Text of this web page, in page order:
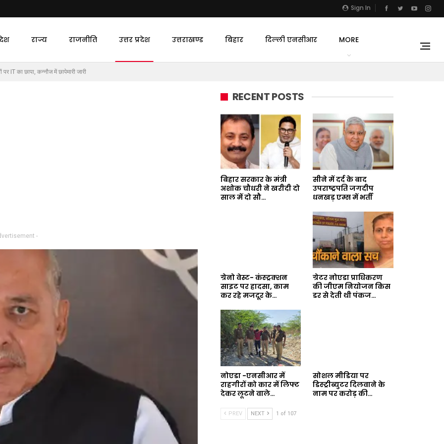
Sign In
राज्य राजनीति उत्तर प्रदेश उत्तराखण्ड बिहार दिल्ली एनसीआर MORE
IT का छापा, कन्नौज में छापेमारी जारी
-
RECENT POSTS
बिहार सरकार के मंत्री
अशोक चौधरी ने खरीदी दो
साल में दो सौ…
सीने में दर्द के बाद
उपराष्ट्रपति जगदीप
धनखड़ एम्स में भर्ती
ग्रेनो वेस्ट- कंस्ट्रक्शन
साइट पर हादसा, काम
कर रहे मजदूर के…
ग्रेटर नोएडा प्राधिकरण
की जीएम नियोजन किस
डर से देती थी पंकज…
नोएडा -एनसीआर में
राहगीरों को कार में लिफ्ट
देकर लूटने वाले…
सोशल मीडिया पर
डिस्ट्रीब्युटर दिलवाने के
नाम पर करोड़ की…
PREV NEXT 1 of 107